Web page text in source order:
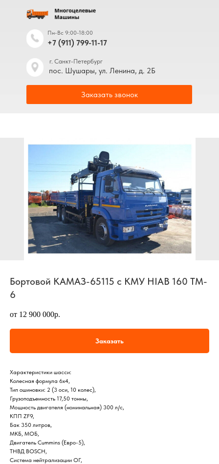
+7 (911) 799-11-17
Пн-Вс 9:00-18:00
Заказать звонок
пос. Шушары, ул. Ленина, д. 2Б
г. Санкт-Петербург
Бортовой КАМАЗ-65115 с КМУ HIAB 160 TM-
6
от 12 900 000р.
Заказать
Характеристики шасси:
Колесная формула 6х4,
Тип ошиновки: 2 (3 оси, 10 колес),
Грузоподъемность 17,50 тонны,
Мощность двигателя (номинальная) 300 л/с,
КПП ZF9,
Бак 350 литров,
МКБ, МОБ,
Двигатель Cummins (Евро-5),
ТНВД BOSCH,
Система нейтрализации ОГ,